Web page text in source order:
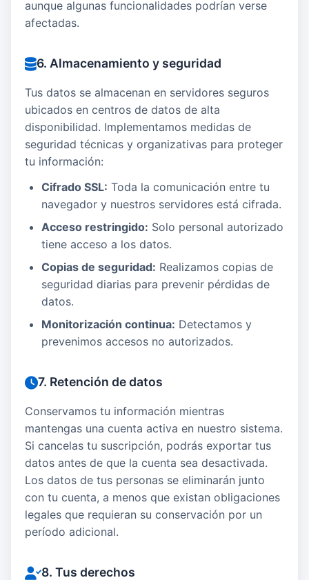
aunque algunas funcionalidades podrían verse
afectadas.
6. Almacenamiento y seguridad
Tus datos se almacenan en servidores seguros
ubicados en centros de datos de alta
disponibilidad. Implementamos medidas de
seguridad técnicas y organizativas para proteger
tu información:
Cifrado SSL: Toda la comunicación entre tu
navegador y nuestros servidores está cifrada.
Acceso restringido: Solo personal autorizado
tiene acceso a los datos.
Copias de seguridad: Realizamos copias de
seguridad diarias para prevenir pérdidas de
datos.
Monitorización continua: Detectamos y
prevenimos accesos no autorizados.
7. Retención de datos
Conservamos tu información mientras
mantengas una cuenta activa en nuestro sistema.
Si cancelas tu suscripción, podrás exportar tus
datos antes de que la cuenta sea desactivada.
Los datos de tus personas se eliminarán junto
con tu cuenta, a menos que existan obligaciones
legales que requieran su conservación por un
período adicional.
8. Tus derechos